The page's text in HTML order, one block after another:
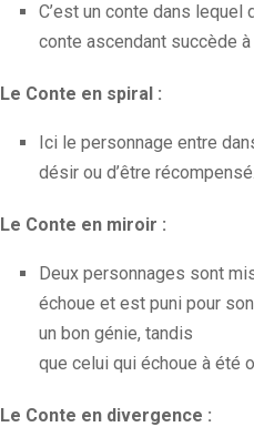
C’est un conte dans
conte ascendant succède
Le Conte en spiral :
Ici le personnage entre
désir ou d’être
Le Conte en miroir :
Deux personnages sont
échoue et est puni pour
un bon génie, tandis
que celui qui échoue à été
Le Conte en divergence :